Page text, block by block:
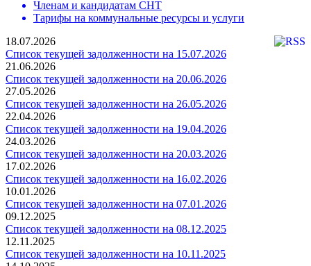
Членам и кандидатам СНТ
Тарифы на коммунальные ресурсы и услуги
18.07.2026
Список текущей задолженности на 15.07.2026
21.06.2026
Список текущей задолженности на 20.06.2026
27.05.2026
Список текущей задолженности на 26.05.2026
22.04.2026
Список текущей задолженности на 19.04.2026
24.03.2026
Список текущей задолженности на 20.03.2026
17.02.2026
Список текущей задолженности на 16.02.2026
10.01.2026
Список текущей задолженности на 07.01.2026
09.12.2025
Список текущей задолженности на 08.12.2025
12.11.2025
Список текущей задолженности на 10.11.2025